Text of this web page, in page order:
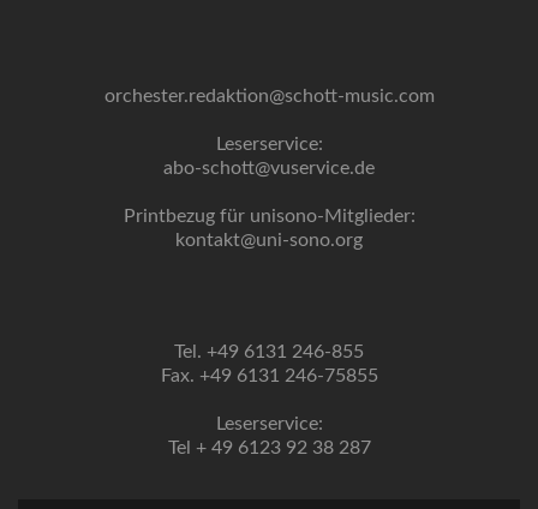
orchester.redaktion@schott-music.com
Leserservice:
abo-schott@vuservice.de
Printbezug für unisono-Mitglieder:
kontakt@uni-sono.org
Tel. +49 6131 246-855
Fax. +49 6131 246-75855
Leserservice:
Tel + 49 6123 92 38 287